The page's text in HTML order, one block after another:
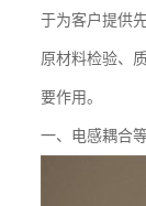
于为客户提供
原材料检验、
要作用。
一、电感耦合